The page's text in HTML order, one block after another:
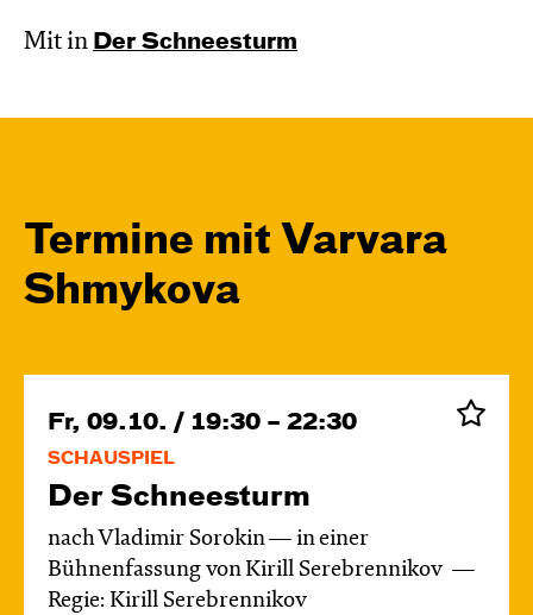
Mit in Der Schnee­sturm
Termine mit Varvara
Shmykova
Fr, 09.10. / 19:30 – 22:30
SCHAUSPIEL
Der Schnee­sturm
nach Vladimir Sorokin — in einer
Bühnenfassung von Kirill Serebrennikov
Regie: Kirill Serebrennikov